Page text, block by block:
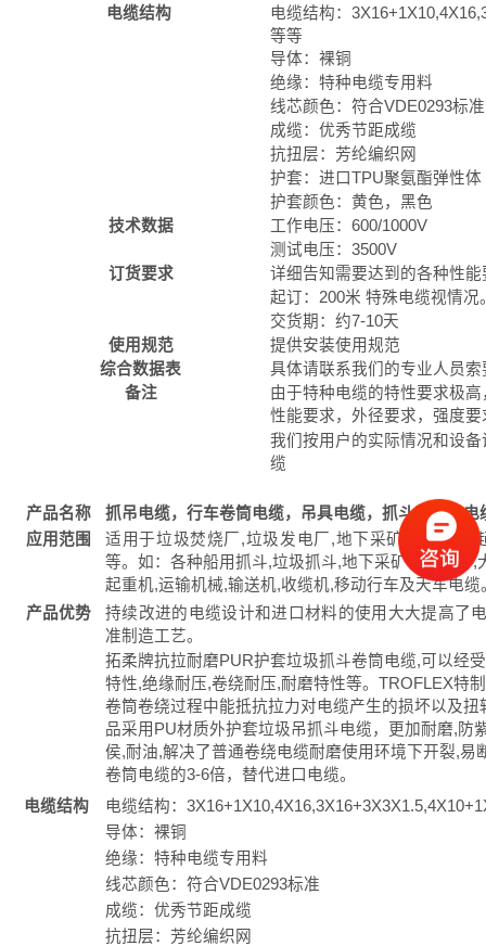
电缆结构
电缆结构：
等等
导体：裸铜
绝缘：特种电缆专用料
线芯颜色：符合VDE0293标准
成缆：优秀节距成缆
抗扭层：芳纶编织网
护套：进口TPU聚氨酯弹性体
护套颜色：黄色，黑色
技术数据
工作电压：600/1000V
测试电压：3500V
订货要求
详细告知需要达到的各种性
起订：200米 特殊电缆视情况
交货期：约7-10天
使用规范
提供安装使用规范
综合数据表
具体请联系我们的专业人员索
备注
由于特种电缆的特性要求极
性能要求，外径要求，强度
我们按用户的实际情况和设
缆
产品名称
抓吊电缆，行车卷筒电缆，吊具电缆，抓斗起重机电
应用范围
适用于垃圾焚烧厂,垃圾发电厂,地下采矿作业现场
等。如：各种船用抓斗,垃圾抓斗,地下采矿移动设备
起重机,运输机械,输送机,收缆机,移动行车及天车电缆
产品优势
持续改进的电缆设计和进口材料的使用大大提高了
准制造工艺。
拓柔牌抗拉耐磨PUR护套垃圾抓斗卷筒电缆,可以经
特性,绝缘耐压,卷绕耐压,耐磨特性等。TROFLEX特
卷筒卷绕过程中能抵抗拉力对电缆产生的损坏以及
品采用PU材质外护套垃圾吊抓斗电缆，更加耐磨,防
侯,耐油,解决了普通卷绕电缆耐磨使用环境下开裂,
卷筒电缆的3-6倍，替代进口电缆。
电缆结构
电缆结构：
导体：裸铜
绝缘：特种电缆专用料
线芯颜色：符合VDE0293标准
成缆：优秀节距成缆
抗扭层：芳纶编织网